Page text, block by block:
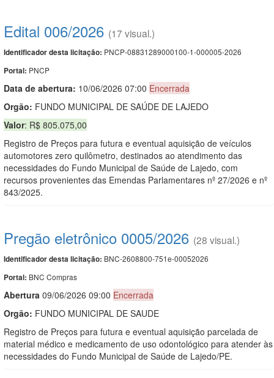
Edital 006/2026 (17 visual.)
Identificador desta licitação: PNCP-08831289000100-1-000005-2026
Portal: PNCP
Data de abertura: 10/06/2026 07:00 Encerrada
Orgão: FUNDO MUNICIPAL DE SAÚDE DE LAJEDO
Valor: R$ 805.075,00
Registro de Preços para futura e eventual aquisição de veículos
automotores zero quilômetro, destinados ao atendimento das
necessidades do Fundo Municipal de Saúde de Lajedo, com
recursos provenientes das Emendas Parlamentares nº 27/2026 e nº
843/2025.
Pregão eletrônico 0005/2026 (28 visual.)
Identificador desta licitação: BNC-2608800-751e-00052026
Portal: BNC Compras
Abertura 09/06/2026 09:00 Encerrada
Orgão: FUNDO MUNICIPAL DE SAUDE
Registro de Preços para futura e eventual aquisição parcelada de
material médico e medicamento de uso odontológico para atender às
necessidades do Fundo Municipal de Saúde de Lajedo/PE.